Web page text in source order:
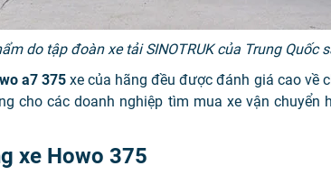
do tập đoàn xe tải SINOTRUK của Trung Quốc
a7 375xe của hãng đều được đánh giá cao về
cho các doanh nghiệp tìm mua xe vận chuyển
xe Howo 375